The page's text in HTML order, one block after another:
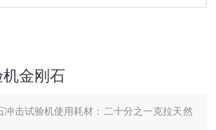
金刚石
冲击试验机使用耗材：二十分之一克拉天然